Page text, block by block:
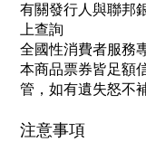
有關發行人與聯邦
上查詢
全國性消費者服務
本商品票券皆足額
管，如有遺失怒不
注意事項